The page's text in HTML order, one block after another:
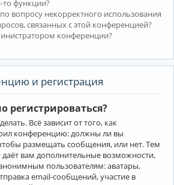
то функции?
вопросу некорректного использования
связанных с этой конференцией?
конференции?
и регистрация
регистрироваться?
Всё зависит от того, как
конференцию: должны ли вы
размещать сообщения, или нет. Тем
даёт вам дополнительные возможности,
пользователям: аватары,
email-сообщений, участие в